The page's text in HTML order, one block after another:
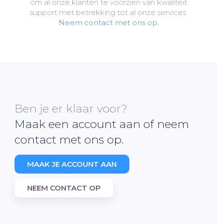
om al onze klanten te voorzien van kwaliteit
support met betrekking tot al onze services.
Neem contact met ons op.
Ben je er klaar voor?
Maak een account aan of neem
contact met ons op.
MAAK JE ACCOUNT AAN
NEEM CONTACT OP